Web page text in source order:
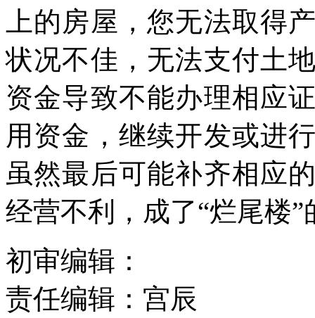
上的房屋，您无法取得
状况不佳，无法支付土
资金导致不能办理相应
用资金，继续开发或进
虽然最后可能补齐相应
经营不利，成了“烂尾楼
初审编辑：
责任编辑：宫辰